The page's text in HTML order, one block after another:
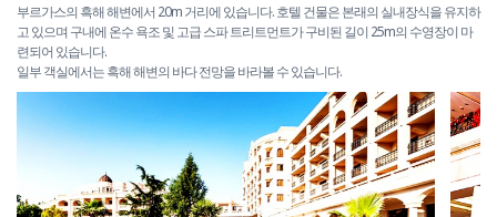
부르가스의 흑해 해변에서 20m 거리에 있습니다. 호텔 건물은 본래의 실내장식을 유지하
고 있으며 구내에 온수 욕조 및 고급 스파 트리트먼트가 구비된 길이 25m의 수영장이 마
련되어 있습니다.
일부 객실에서는 흑해 해변의 바다 전망을 바라볼 수 있습니다.